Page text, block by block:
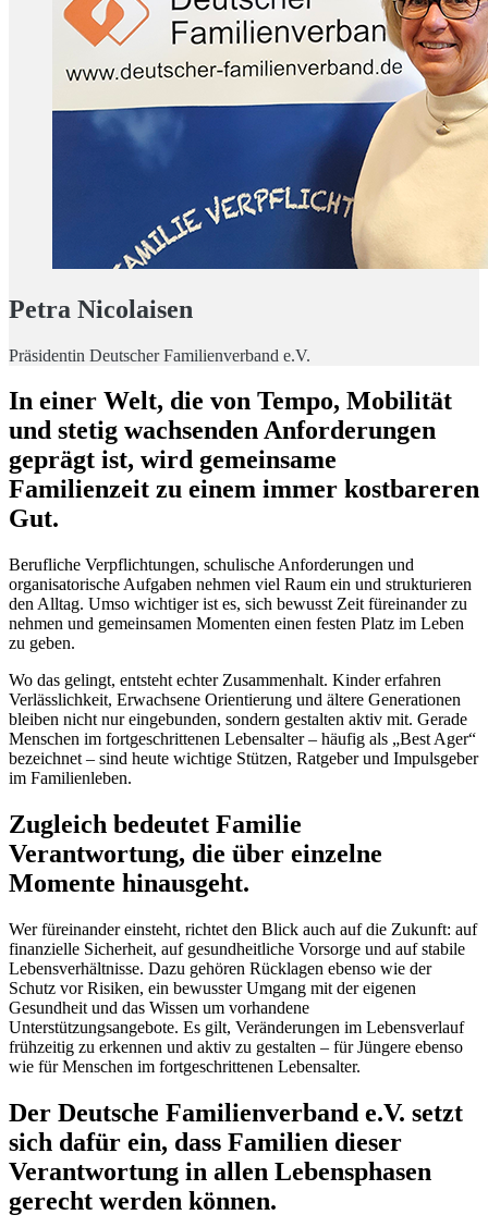
Petra Nicolaisen
Präsidentin Deutscher Familienverband e.V.
In einer Welt, die von Tempo, Mobilität
und stetig wachsenden Anforderungen
geprägt ist, wird gemeinsame
Familienzeit zu einem immer kostbareren
Gut.
Berufliche Verpflichtungen, schulische Anforderungen und
organisatorische Aufgaben nehmen viel Raum ein und strukturieren
den Alltag. Umso wichtiger ist es, sich bewusst Zeit füreinander zu
nehmen und gemeinsamen Momenten einen festen Platz im Leben
zu geben.
Wo das gelingt, entsteht echter Zusammenhalt. Kinder erfahren
Verlässlichkeit, Erwachsene Orientierung und ältere Generationen
bleiben nicht nur eingebunden, sondern gestalten aktiv mit. Gerade
Menschen im fortgeschrittenen Lebensalter – häufig als „Best Ager“
bezeichnet – sind heute wichtige Stützen, Ratgeber und Impulsgeber
im Familienleben.
Zugleich bedeutet Familie
Verantwortung, die über einzelne
Momente hinausgeht.
Wer füreinander einsteht, richtet den Blick auch auf die Zukunft: auf
finanzielle Sicherheit, auf gesundheitliche Vorsorge und auf stabile
Lebensverhältnisse. Dazu gehören Rücklagen ebenso wie der
Schutz vor Risiken, ein bewusster Umgang mit der eigenen
Gesundheit und das Wissen um vorhandene
Unterstützungsangebote. Es gilt, Veränderungen im Lebensverlauf
frühzeitig zu erkennen und aktiv zu gestalten – für Jüngere ebenso
wie für Menschen im fortgeschrittenen Lebensalter.
Der Deutsche Familienverband e.V. setzt
sich dafür ein, dass Familien dieser
Verantwortung in allen Lebensphasen
gerecht werden können.